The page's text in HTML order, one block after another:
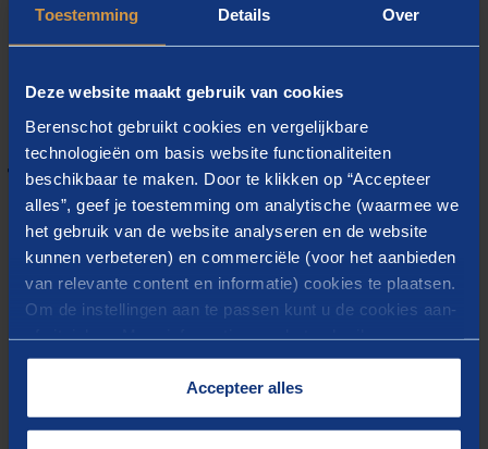
Toestemming Details Over
Deze website maakt gebruik van cookies
Berenschot gebruikt cookies en vergelijkbare
technologieën om basis website functionaliteiten
beschikbaar te maken. Door te klikken op “Accepteer
alles”, geef je toestemming om analytische (waarmee we
het gebruik van de website analyseren en de website
kunnen verbeteren) en commerciële (voor het aanbieden
van relevante content en informatie) cookies te plaatsen.
Om de instellingen aan te passen kunt u de cookies aan-
cookies op onze website treft u in onze
Accepteer alles
VWS Berenschot op 21 december 2020 opdracht
gegeven het onderzoek uit te voeren en is maandag 8
Tijdsdruk en complexiteit
Ondanks de tijdsdruk en complexiteit van het
vraagstuk, hebben wij onze werkzaamheden
onafhankelijk kunnen uitvoeren. Wij danken het
(ZIN) voor de interessante vraag en hun constructieve
betrokkenheid bij de begeleiding.
De inventarisatie van de toegevoegde waarde van een